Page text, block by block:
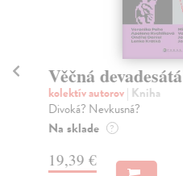
Věčná devadesátá
kolektív autorov| Kniha
Divoká? Nevkusná?
Na sklade ?
19,39 €